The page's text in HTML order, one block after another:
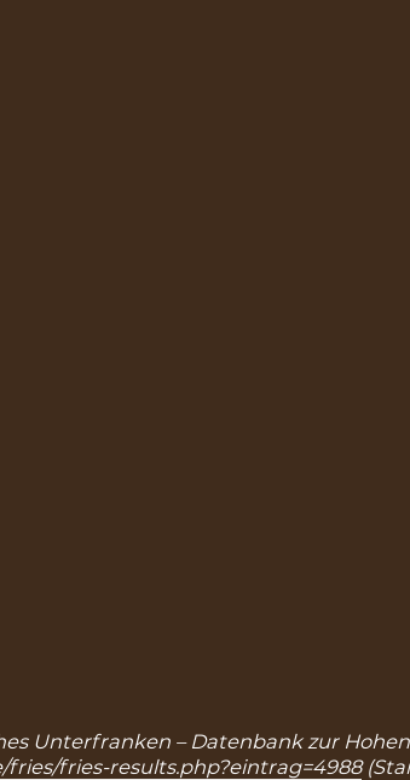
Unterfranken – Datenbank zur
fries-results.php?eintrag=4988